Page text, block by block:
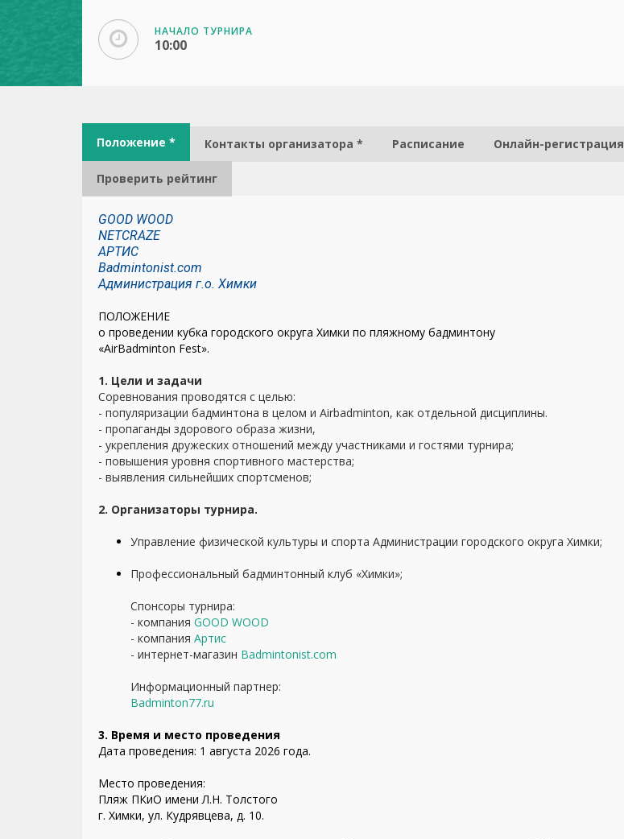
НАЧАЛО ТУРНИРА
10:00
Положение * Контакты организатора * Расписание Онлайн-регистрация
Проверить рейтинг
GOOD WOOD
NETCRAZE
АРТИС
Badmintonist.com
Администрация г.о. Химки
ПОЛОЖЕНИЕ
о проведении кубка городского округа Химки по пляжному бадминтону
«AirBadminton Fest».
1. Цели и задачи
Соревнования проводятся с целью:
- популяризации бадминтона в целом и Airbadminton, как отдельной дисциплины.
- пропаганды здорового образа жизни,
- укрепления дружеских отношений между участниками и гостями турнира;
- повышения уровня спортивного мастерства;
- выявления сильнейших спортсменов;
2. Организаторы турнира.
Управление физической культуры и спорта Администрации городского округа Химки;
Профессиональный бадминтонный клуб «Химки»;
Спонсоры турнира:
- компания GOOD WOOD
- компания Артис
- интернет-магазин Badmintonist.com
Информационный партнер:
Badminton77.ru
3. Время и место проведения
Дата проведения: 1 августа 2026 года.
Место проведения:
Пляж ПКиО имени Л.Н. Толстого
г. Химки, ул. Кудрявцева, д. 10.